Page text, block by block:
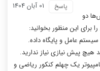
01 آبان 1404 پاسخ
دو
برای این منظور بخوانید:
عامل و پایگاه داده.
هیچ پیش نیازی نیاز ندارید.
یک چهلم کنکور ریاضی و